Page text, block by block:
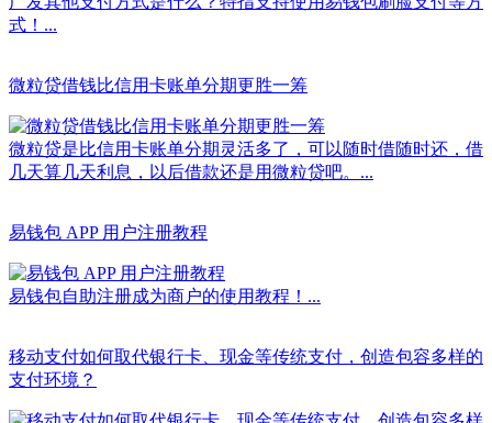
式！...
微粒贷借钱比信用卡账单分期更胜一筹
微粒贷是比信用卡账单分期灵活多了，可以随时借随时还，借
几天算几天利息，以后借款还是用微粒贷吧。...
易钱包 APP 用户注册教程
易钱包自助注册成为商户的使用教程！...
移动支付如何取代银行卡、现金等传统支付，创造包容多样的
支付环境？